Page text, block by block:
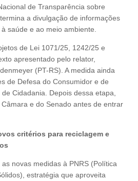
de Transparência sobre
a divulgação de informações
saúde e ao meio ambiente.
de Lei 1071/25, 1242/25 e
apresentado pelo relator,
(PT-RS). A medida ainda
de Defesa do Consumidor e de
Cidadania. Depois dessa etapa,
e do Senado antes de entrar
critérios para reciclagem e
novas medidas à PNRS (Política
estratégia que aproveita